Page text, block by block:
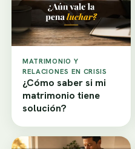
MATRIMONIO Y
RELACIONES EN CRISIS
¿Cómo saber si mi
matrimonio tiene
solución?